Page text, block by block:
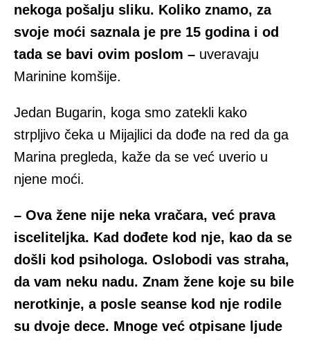
nekoga pošalju sliku. Koliko znamo, za
svoje moći saznala je pre 15 godina i od
tada se bavi ovim poslom – uveravaju
Marinine komšije.
Jedan Bugarin, koga smo zatekli kako
strpljivo čeka u Mijajlici da dođe na red da ga
Marina pregleda, kaže da se već uverio u
njene moći.
– Ova žene nije neka vračara, već prava
isceliteljka. Kad dođete kod nje, kao da se
došli kod psihologa. Oslobodi vas straha,
da vam neku nadu. Znam žene koje su bile
nerotkinje, a posle seanse kod nje rodile
su dvoje dece. Mnoge već otpisane ljude